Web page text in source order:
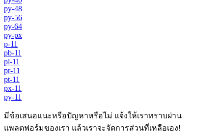
py-48
py-56
py-64
py-px
p-11
pb-11
pl-11
pr-11
pt-11
px-11
py-11
มีข้อเสนอแนะหรือปัญหาหรือไม่ แจ้งให้เราทราบผ่าน
แพลตฟอร์มของเรา แล้วเราจะจัดการส่วนที่เหลือเอง!